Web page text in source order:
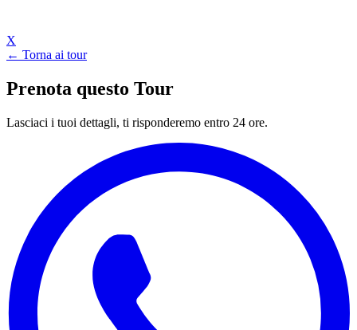
X
← Torna ai tour
Prenota questo Tour
Lasciaci i tuoi dettagli, ti risponderemo entro 24 ore.